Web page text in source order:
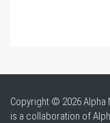
Copyright © 2026 Alpha
is a collaboration of